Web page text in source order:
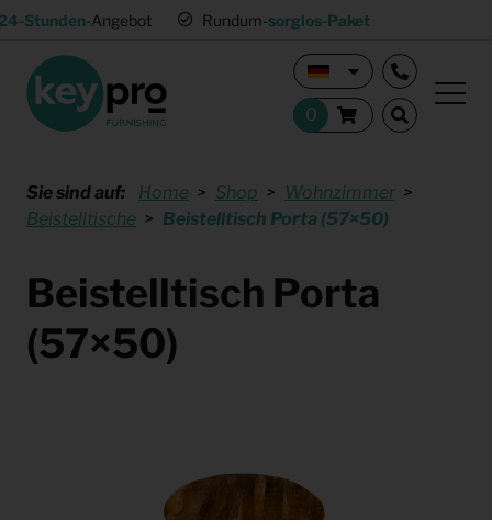
Stunden-Angebot Rundum-sorglos-Paket
Sie sind auf: Home Shop
Wohnzimmer
Beistelltische
Beistelltisch Porta (57×50)
Beistelltisch Porta
(57×50)